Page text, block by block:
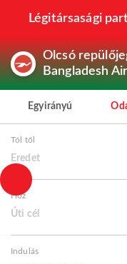
Légitársasági
Olcsó
Bangladesh
Egyirányú
Tól től
Eredet
Hoz
Úti cél
Indulás